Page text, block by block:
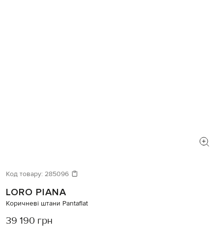
Код товару: 285096
LORO PIANA
Коричневі штани Pantaflat
39 190 грн